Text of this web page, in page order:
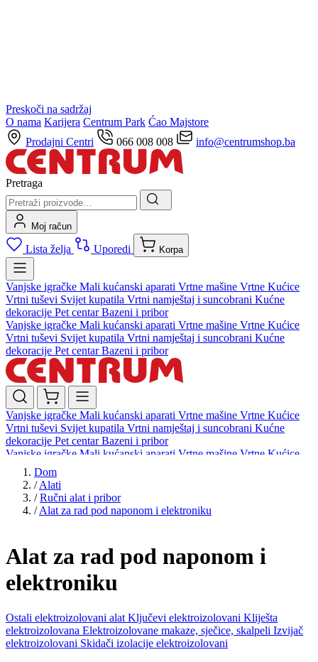
Preskoči na sadržaj
O nama Karijera Centrum Park Ćao Majstore
Prodajni Centri
066 008 008 info@centrumshop.ba
Pretraga
Moj račun
Lista želja Uporedi Korpa
Vanjske igračke Mali kućanski aparati Vrtne mašine Vrtne Kućice
Vrtni tuševi Svijet kupatila Vrtni namještaj i suncobrani Kućne
dekoracije Pet centarBazeni i pribor
Vanjske igračke Mali kućanski aparati Vrtne mašine Vrtne Kućice
Vrtni tuševi Svijet kupatila Vrtni namještaj i suncobrani Kućne
dekoracije Pet centarBazeni i pribor
Vanjske igračke Mali kućanski aparati Vrtne mašine Vrtne Kućice
Vrtni tuševi Svijet kupatila Vrtni namještaj i suncobrani Kućne
dekoracije Pet centarBazeni i pribor
Vanjske igračke Mali kućanski aparati Vrtne mašine Vrtne Kućice
Vrtni tuševi
dekoracijePet centar
Dom
/ Alati
/ Ručni alat i pribor
/ Alat za rad pod naponom i elektroniku
Alat za rad pod naponom i
elektroniku
Ostali elektroizolovani alat Ključevi elektroizolovani Kliješta
elektroizolovana Elektroizolovane makaze, sječice, skalpeli Izvijač
elektroizolovani Skidači izolacije elektroizolovani